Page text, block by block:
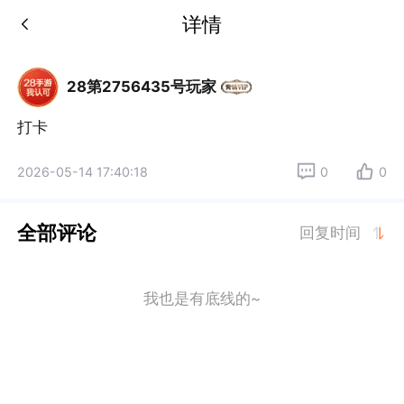
详情
28第2756435号玩家
打卡
2026-05-14 17:40:18 0 0
全部评论 回复时间
我也是有底线的~